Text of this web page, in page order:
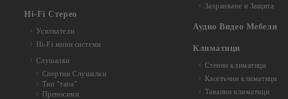
Hi-Fi Стерео
Усилватели
Hi-Fi мини системи
Слушалки
Спортни Слушалки
Тип "тапа"
Преносими
Захранване и Защита
Аудио Видео Мебели
Климатици
Стенни климатици
Касетъчни климатици
Таванни климатици